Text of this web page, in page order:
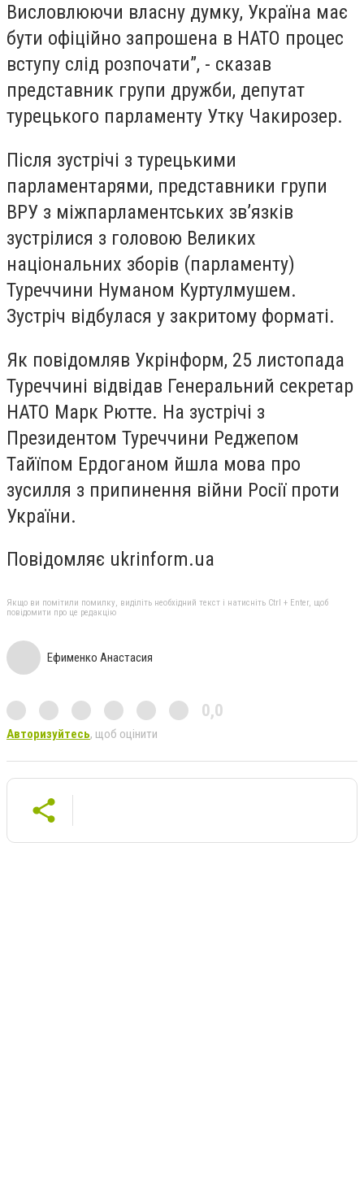
Висловлюючи власну думку, Україна має
бути офіційно запрошена в НАТО процес
вступу слід розпочати”, - сказав
представник групи дружби, депутат
турецького парламенту Утку Чакирозер.
Після зустрічі з турецькими
парламентарями, представники групи
ВРУ з міжпарламентських зв’язків
зустрілися з головою Великих
національних зборів (парламенту)
Туреччини Нуманом Куртулмушем.
Зустріч відбулася у закритому форматі.
Як повідомляв Укрінформ, 25 листопада
Туреччині відвідав Генеральний секретар
НАТО Марк Рютте. На зустрічі з
Президентом Туреччини Реджепом
Тайїпом Ердоганом йшла мова про
зусилля з припинення війни Росії проти
України.
Повідомляє ukrinform.ua
Якщо ви помітили помилку, виділіть необхідний текст і натисніть Ctrl + Enter, щоб
повідомити про це редакцію
Ефименко Анастасия
0,0
Авторизуйтесь, щоб оцінити